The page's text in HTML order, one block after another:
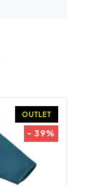
OUTLET
- 39%